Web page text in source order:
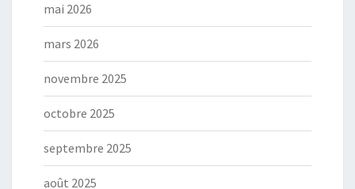
mai 2026
mars 2026
novembre 2025
octobre 2025
septembre 2025
août 2025